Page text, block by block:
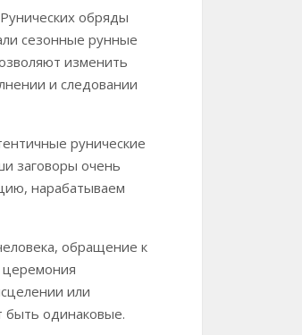
обряды
сезонные рунные
изменить
и следовании
рунические
заговоры очень
нарабатываем
обращение к
церемония
или
быть одинаковые.